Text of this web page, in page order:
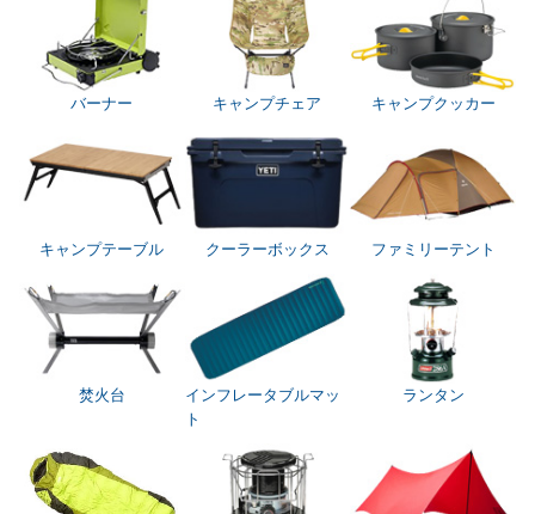
バーナー キャンプチェア キャンプクッカー
キャンプテーブル クーラーボックス ファミリーテント
焚火台
インフレータブルマッ
ト
ランタン